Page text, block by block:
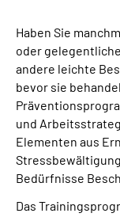
Language
Inhalte in
Leichte
Haben Sie
oder
andere leichte
bevor sie
und
Elementen aus
Bedürfnisse
Das